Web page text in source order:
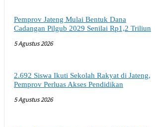
Pemprov Jateng Mulai Bentuk Dana
Cadangan Pilgub 2029 Senilai Rp1,2 Triliun
5 Agustus 2026
2.692 Siswa Ikuti Sekolah Rakyat di Jateng,
Pemprov Perluas Akses Pendidikan
5 Agustus 2026